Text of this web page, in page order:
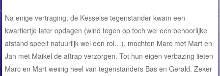
Na enige vertraging, de Kesselse tegenstander kwam een
kwartiertje later opdagen (wind tegen op toch wel een behoorlijke
afstand speelt natuurlijk wel een rol…), mochten Marc met Mart en
Jan met Maikel de aftrap verzorgen. Tot hun eigen verbazing lieten
Marc en Mart weinig heel van tegenstanders Bas en Gerald. Zeker